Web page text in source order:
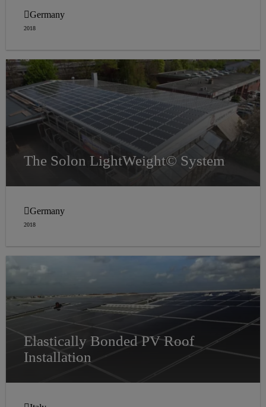
Germany
2018
The Solon LightWeight© System
Germany
2018
Elastically Bonded PV Roof
Installation